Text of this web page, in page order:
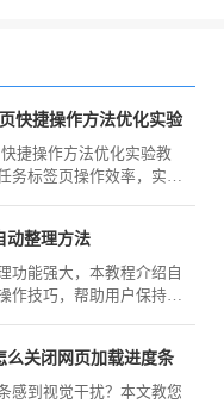
快捷操作方法优化实验
捷操作方法优化实验教
务标签页操作效率，实现
动整理方法
功能强大，本教程介绍自
作技巧，帮助用户保持浏
么关闭网页加载进度条
感到视觉干扰？本文教您